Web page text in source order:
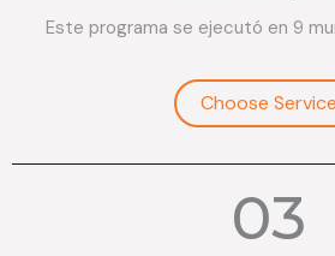
Este programa se ejecutó en 9
Choose Service
03